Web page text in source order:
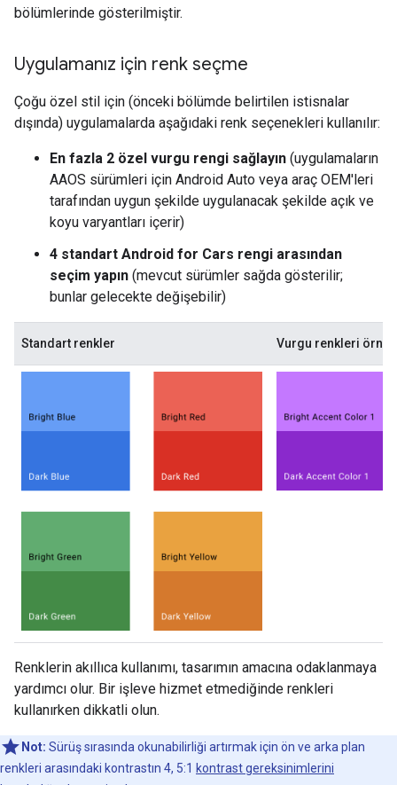
bölümlerinde gösterilmiştir.
Uygulamanız için renk seçme
Çoğu özel stil için (önceki bölümde belirtilen istisnalar
dışında) uygulamalarda aşağıdaki renk seçenekleri kullanılır:
En fazla 2 özel vurgu rengi sağlayın (uygulamaların
AAOS sürümleri için Android Auto veya araç OEM'leri
tarafından uygun şekilde uygulanacak şekilde açık ve
koyu varyantları içerir)
4 standart Android for Cars rengi arasından
seçim yapın (mevcut sürümler sağda gösterilir;
bunlar gelecekte değişebilir)
Standart renkler Vurgu renkleri
Renklerin akıllıca kullanımı, tasarımın amacına odaklanmaya
yardımcı olur. Bir işleve hizmet etmediğinde renkleri
kullanırken dikkatli olun.
Not: Sürüş sırasında okunabilirliği artırmak için ön ve arka plan
renkleri arasındaki kontrastın 4, 5:1 kontrast gereksinimlerini